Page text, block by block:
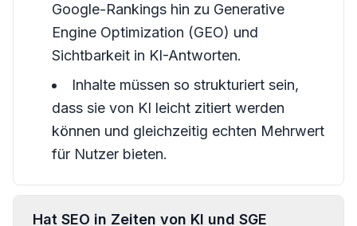
Google-Rankings hin zu Generative
Engine Optimization (GEO) und
Sichtbarkeit in KI-Antworten.
Inhalte müssen so strukturiert sein,
dass sie von KI leicht zitiert werden
können und gleichzeitig echten Mehrwert
für Nutzer bieten.
Hat SEO in Zeiten von KI und SGE